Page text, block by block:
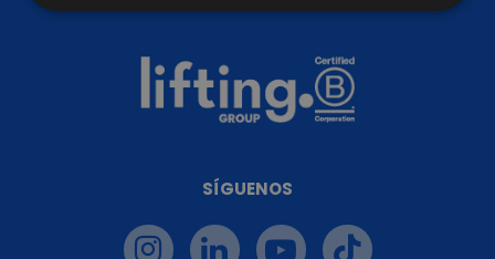
SÍGUENOS